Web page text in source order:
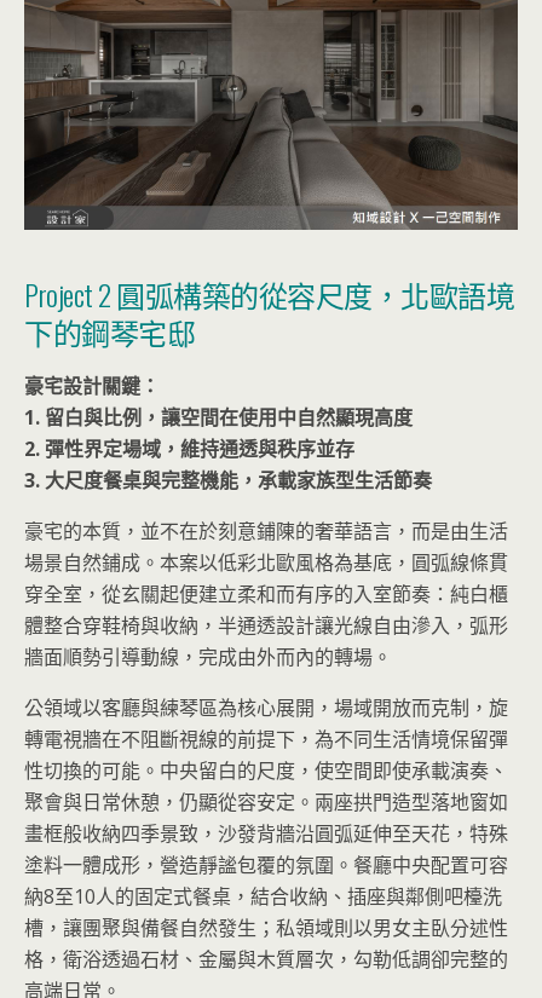
Project 2 圓弧構築的從容尺度，北歐語境
下的鋼琴宅邸
豪宅設計關鍵：
1. 留白與比例，讓空間在使用中自然顯現高度
2. 彈性界定場域，維持通透與秩序並存
3. 大尺度餐桌與完整機能，承載家族型生活節奏
豪宅的本質，並不在於刻意鋪陳的奢華語言，而是由生活
場景自然鋪成。本案以低彩北歐風格為基底，圓弧線條貫
穿全室，從玄關起便建立柔和而有序的入室節奏：純白櫃
體整合穿鞋椅與收納，半通透設計讓光線自由滲入，弧形
牆面順勢引導動線，完成由外而內的轉場。
公領域以客廳與練琴區為核心展開，場域開放而克制，旋
轉電視牆在不阻斷視線的前提下，為不同生活情境保留彈
性切換的可能。中央留白的尺度，使空間即使承載演奏、
聚會與日常休憩，仍顯從容安定。兩座拱門造型落地窗如
畫框般收納四季景致，沙發背牆沿圓弧延伸至天花，特殊
塗料一體成形，營造靜謐包覆的氛圍。餐廳中央配置可容
納8至10人的固定式餐桌，結合收納、插座與鄰側吧檯洗
槽，讓團聚與備餐自然發生；私領域則以男女主臥分述性
格，衛浴透過石材、金屬與木質層次，勾勒低調卻完整的
高端日常。